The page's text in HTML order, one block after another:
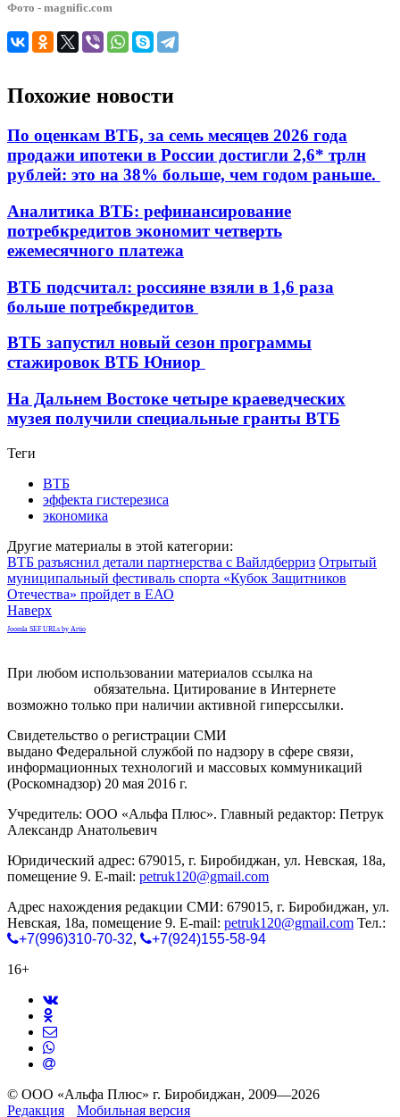
Фото - magnific.com
Похожие новости
По оценкам ВТБ, за семь месяцев 2026 года
продажи ипотеки в России достигли 2,6* трлн
рублей: это на 38% больше, чем годом раньше.
Аналитика ВТБ: рефинансирование
потребкредитов экономит четверть
ежемесячного платежа
ВТБ подсчитал: россияне взяли в 1,6 раза
больше потребкредитов
ВТБ запустил новый сезон программы
стажировок ВТБ Юниор
На Дальнем Востоке четыре краеведческих
музея получили специальные гранты ВТБ
Теги
ВТБ
эффекта гистерезиса
экономика
Другие материалы в этой категории:
ВТБ разъяснил детали партнерства с Вайлдберриз Отрытый
муниципальный фестиваль спорта «Кубок Защитников
Отечества» пройдет в ЕАО
Наверх
Joomla SEF URLs by Artio
При любом использовании материалов ссылка на
обязательна. Цитирование в Интернете
возможно только при наличии активной гиперссылки.
Свидетельство о регистрации СМИ
выдано Федеральной службой по надзору в сфере связи,
информационных технологий и массовых коммуникаций
(Роскомнадзор) 20 мая 2016 г.
Учредитель: ООО «Альфа Плюс». Главный редактор: Петрук
Александр Анатольевич
Юридический адрес: 679015, г. Биробиджан, ул. Невская, 18а,
помещение 9. E-mail: petruk120@gmail.com
Адрес нахождения редакции СМИ: 679015, г. Биробиджан, ул.
Невская, 18а, помещение 9. E-mail: petruk120@gmail.com Тел.:
+7(996)310-70-32,
+7(924)155-58-94
16+
© ООО «Альфа Плюс» г. Биробиджан, 2009—2026
Редакция
Мобильная версия